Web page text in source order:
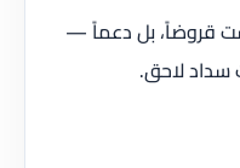
قروضاً، بل دعماً —
سداد لاحق.